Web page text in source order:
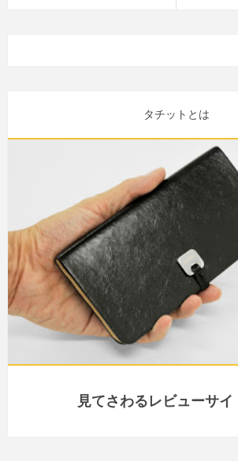
タチットとは
見てさわるレビューサイ